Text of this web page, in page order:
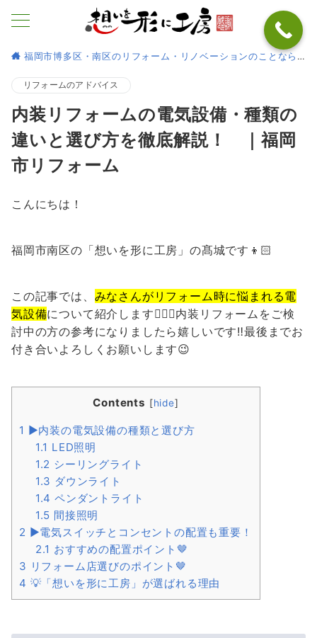
福岡市博多区・南区のリフォーム・リノベーションのことなら
リフォームのアドバイス
内装リフォームの電気設備・種類の
違いと選び方を徹底解説！ ｜福岡
市リフォーム
こんにちは！
福岡市南区の「想いを形に工房」の髙城です👦🏻
この記事では、 みなさんがリフォーム時に悩まれる電
気設備について紹介します🙆🏻‍♂️内装リフォームをご検
討中の方の参考になりましたら嬉しいです‼最後までお
付き合いよろしくお願いします😉
Contents [hide]
1 ▶内装の電気設備の種類と選び方
1.1 LED照明
1.2 シーリングライト
1.3 ダウンライト
1.4 ペンダントライト
1.5 間接照明
2 ▶電気スイッチとコンセントの配置も重要！
2.1 おすすめの配置ポイント🤎
3 リフォーム店選びのポイント🤎
4 💡「想いを形に工房」が選ばれる理由